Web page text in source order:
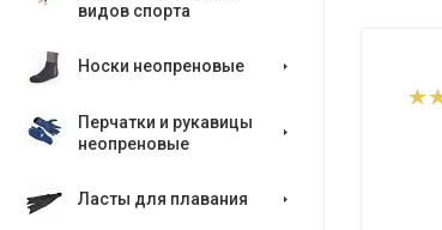
видов спорта
Носки неопреновые
Перчатки и рукавицы
неопреновые
Ласты для плавания